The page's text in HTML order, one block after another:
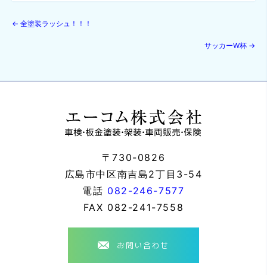
← 全塗装ラッシュ！！！
サッカーW杯 →
〒730-0826
広島市中区南吉島2丁目3-54
電話 082-246-7577
FAX 082-241-7558
お問い合わせ